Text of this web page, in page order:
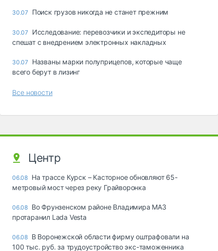
30.07 Поиск грузов никогда не станет прежним
30.07
Исследование: перевозчики и экспедиторы не
спешат с внедрением электронных накладных
30.07
Названы марки полуприцепов, которые чаще
всего берут в лизинг
Все новости
Центр
06.08 На трассе Курск – Касторное обновляют 65-
метровый мост через реку Грайворонка
06.08 Во Фрунзенском районе Владимира МАЗ
протаранил Lada Vesta
06.08 В Воронежской области фирму оштрафовали на
100 тыс. руб. за трудоустройство экс-таможенника